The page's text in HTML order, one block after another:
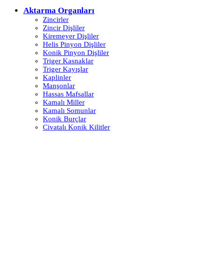
Aktarma Organları
Zincirler
Zincir Dişliler
Kiremeyer Dişliler
Helis Pinyon Dişliler
Konik Pinyon Dişliler
Triger Kasnaklar
Triger Kayışlar
Kaplinler
Manşonlar
Hassas Mafsallar
Kamalı Miller
Kamalı Somunlar
Konik Burçlar
Civatalı Konik Kilitler